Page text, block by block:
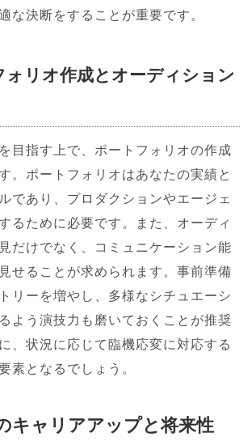
な決断をすることが重要です。
ォリオ作成とオーディション
目指す上で、ポートフォリオの作成
。ポートフォリオはあなたの実績と
であり、プロダクションやエージェ
るために必要です。また、オーディ
だけでなく、コミュニケーション能
せることが求められます。事前準備
リーを増やし、多様なシチュエーシ
よう演技力も磨いておくことが推奨
、状況に応じて臨機応変に対応する
素となるでしょう。
キャリアアップと将来性